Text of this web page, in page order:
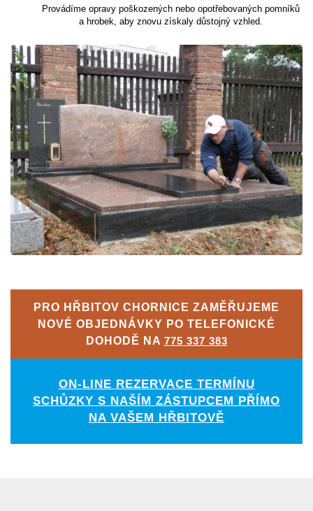
Provádíme opravy poškozených nebo opotřebovaných pomníků
a hrobek, aby znovu získaly důstojný vzhled.
PRO HŘBITOV CHORNICE ZAMĚŘUJEME
NOVÉ OBJEDNÁVKY PO TELEFONICKÉ
DOHODĚ NA 775 337 383
ON-LINE REZERVACE TERMÍNU
SCHŮZKY S NAŠÍM ZÁSTUPCEM PŘÍMO
NA VAŠEM HŘBITOVĚ